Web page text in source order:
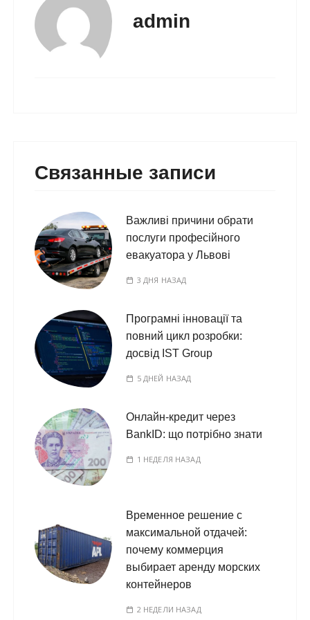
admin
Связанные записи
Важливі причини обрати
послуги професійного
евакуатора у Львові
3 ДНЯ НАЗАД
Програмні інновації та
повний цикл розробки:
досвід IST Group
5 ДНЕЙ НАЗАД
Онлайн-кредит через
BankID: що потрібно знати
1 НЕДЕЛЯ НАЗАД
Временное решение с
максимальной отдачей:
почему коммерция
выбирает аренду морских
контейнеров
2 НЕДЕЛИ НАЗАД